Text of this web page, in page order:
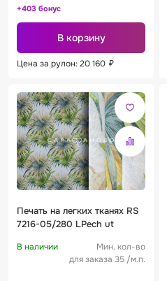
+403 бонус
В корзину
Цена за рулон: 20 160 ₽
Печать на легких тканях RS
7216-05/280 LPech ut
В наличии
Мин. кол-во
для заказа 35 /м.п.